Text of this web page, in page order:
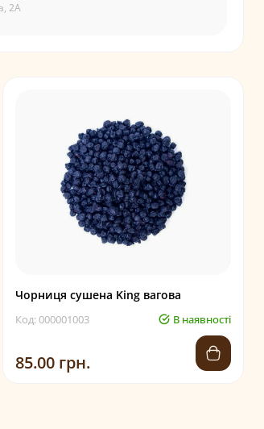
2А
Чорниця сушена King вагова
Код: 000001003 В наявності
85.00 грн.